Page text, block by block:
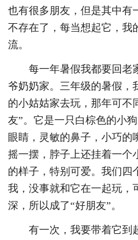
也有很多朋友，但是其中有
不存在了，每当想起它，我
流。
每一年暑假我都要回
爷奶奶家。三年级的暑假，
的小姑姑家去玩，那年可不
友”。它是一只白棕色的小
眼睛，灵敏的鼻子，小巧的
摇一摆，脖子上还挂着一个
的样子，特别可爱。我们四
我，没事就和它在一起玩，
深，所以成了“好朋友”。
有一次，我要带着它到